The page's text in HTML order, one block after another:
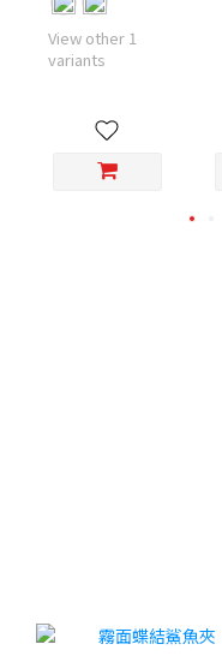
View other 1
variants